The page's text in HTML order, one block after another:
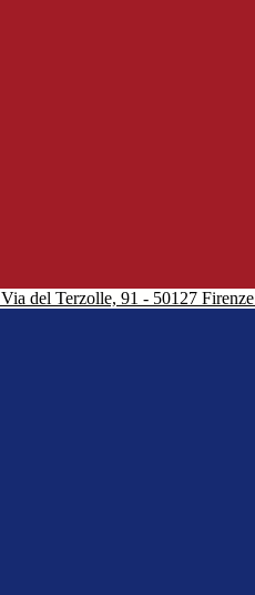
Via del Terzolle, 91 - 50127 Firenze